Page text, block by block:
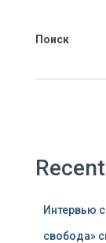
Поиск
Интервью
свобода»